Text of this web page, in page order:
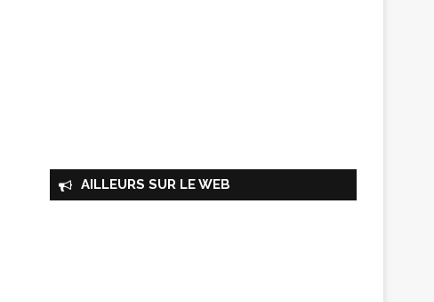
AILLEURS SUR LE WEB